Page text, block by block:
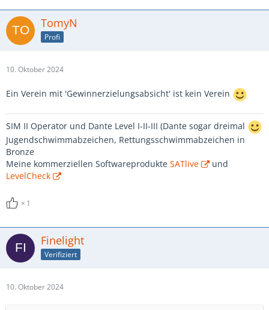
TomyN
Profi
10. Oktober 2024
Ein Verein mit 'Gewinnerzielungsabsicht' ist kein Verein
SIM II Operator und Dante Level I-II-III (Dante sogar dreimal
Jugendschwimmabzeichen, Rettungsschwimmabzeichen in
Bronze
Meine kommerziellen Softwareprodukte SATlive
und
LevelCheck
1
Finelight
Verifiziert
10. Oktober 2024